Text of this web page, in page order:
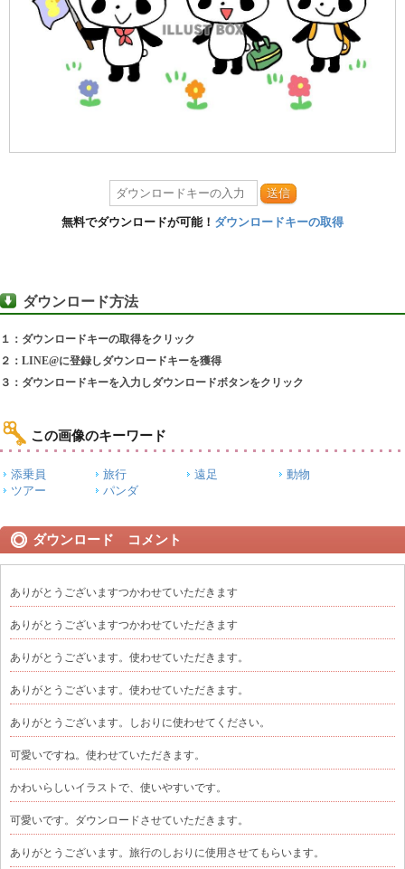
送信
無料でダウンロードが可能！ ダウンロードキーの取得
ダウンロード方法
１：ダウンロードキーの取得をクリック
２：LINE@に登録しダウンロードキーを獲得
３：ダウンロードキーを入力しダウンロードボタンをクリック
この画像のキーワード
添乗員 旅行 遠足
動物
ツアー
パンダ
ダウンロード コメント
ありがとうございますつかわせていただきます
ありがとうございますつかわせていただきます
ありがとうございます。使わせていただきます。
ありがとうございます。使わせていただきます。
ありがとうございます。しおりに使わせてください。
可愛いですね。使わせていただきます。
かわいらしいイラストで、使いやすいです。
可愛いです。ダウンロードさせていただきます。
ありがとうございます。旅行のしおりに使用させてもらいます。